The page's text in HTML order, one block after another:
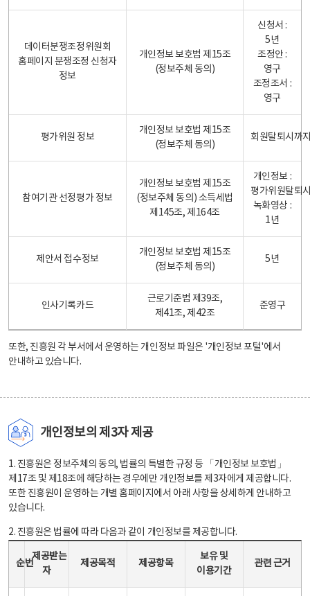
데이터분쟁조정위원회
홈페이지 분쟁조정 신청자
정보
개인정보 보호법 제15조
(정보주체 동의)
신청서 :
5년
조정안 :
영구
조정조서 :
영구
평가위원 정보
개인정보 보호법 제15조
(정보주체 동의)
회원탈퇴시까
참여기관 선정평가 정보
개인정보 보호법 제15조
(정보주체 동의) 소득세법
제145조, 제164조
개인정보 :
평가위원탈퇴
녹화영상 :
1년
제안서 접수정보
개인정보 보호법 제15조
(정보주체 동의)
5년
인사기록카드
근로기준법 제39조,
제41조, 제42조
준영구
또한, 진흥원 각 부서에서 운영하는 개인정보 파일은 '개인정보 포털'에서
안내하고 있습니다.
개인정보의 제3자 제공
1. 진흥원은 정보주체의 동의, 법률의 특별한 규정 등 「개인정보 보호법」
제17조 및 제18조에 해당하는 경우에만 개인정보를 제3자에게 제공합니다.
또한 진흥원이 운영하는 개별 홈페이지에서 아래 사항을 상세하게 안내하고
있습니다.
2. 진흥원은 법률에 따라 다음과 같이 개인정보를 제공합니다.
순번
제공받는
자
제공목적 제공항목
보유 및
이용기간
관련 근거